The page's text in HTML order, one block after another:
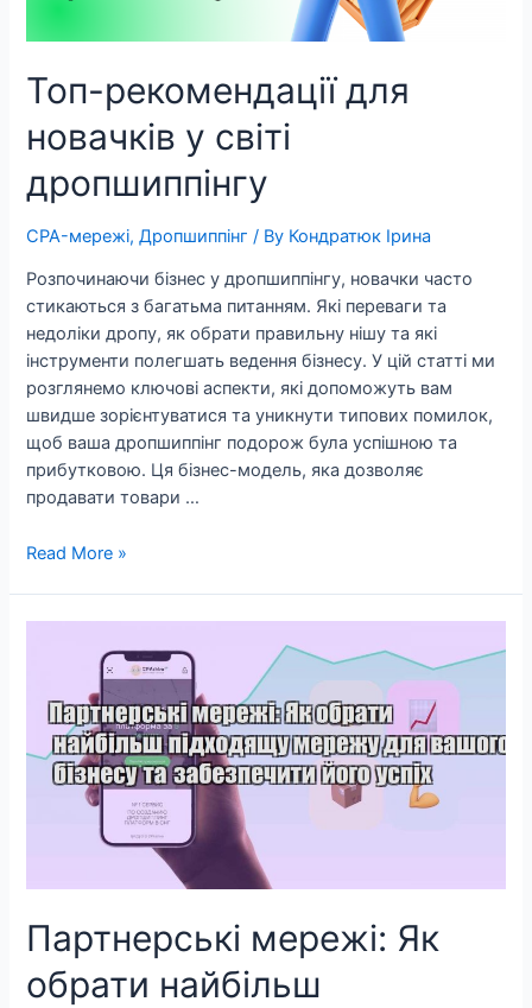
Топ-рекомендації для
новачків у світі
дропшиппінгу
CPA-мережі,Дропшиппінг / By Кондратюк Ірина
Розпочинаючи бізнес у дропшиппінгу, новачки часто
стикаються з багатьма питанням. Які переваги та
недоліки дропу, як обрати правильну нішу та які
інструменти полегшать ведення бізнесу. У цій статті ми
розглянемо ключові аспекти, які допоможуть вам
швидше зорієнтуватися та уникнути типових помилок,
щоб ваша дропшиппінг подорож була успішною та
прибутковою. Ця бізнес-модель, яка дозволяє
продавати товари …
Топ-
дропшиппінгу
Read More »
Партнерські мережі: Як
обрати найбільш